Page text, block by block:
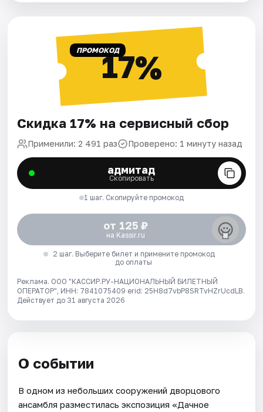
ПРОМОКОД17%
Скидка 17% на сервисный сбор
Применили: 2 491 раз Проверено: 1 минуту назад
адмитад
Скопировать
1 шаг. Скопируйте промокод
от 125 ₽
на Kassir.ru
2 шаг. Выберите билет и примените промокод
до оплаты
Реклама. ООО "КАССИР.РУ-НАЦИОНАЛЬНЫЙ БИЛЕТНЫЙ
ОПЕРАТОР", ИНН: 7841075409 erid: 25H8d7vbP8SRTvHZrUcdLB.
Действует до 31 августа 2026
О событии
В одном из небольших сооружений дворцового
ансамбля разместилась экспозиция «Дачное